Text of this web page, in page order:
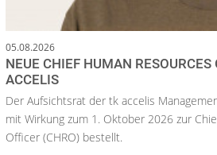
05.08.2026
NEUE CHIEF HUMAN RESOURCES
ACCELIS
Der Aufsichtsrat der tk accelis
mit Wirkung zum 1. Oktober 2026 zur
Officer (CHRO) bestellt.